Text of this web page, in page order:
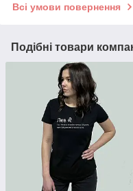
Всі умови повернення
Подібні товари